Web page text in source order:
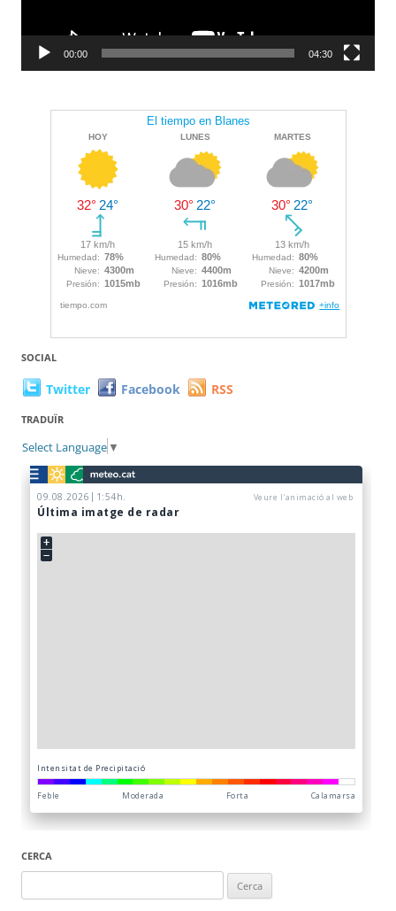
00:00 04:30
SOCIAL
Twitter Facebook RSS
TRADUÏR
Select Language ▼
CERCA